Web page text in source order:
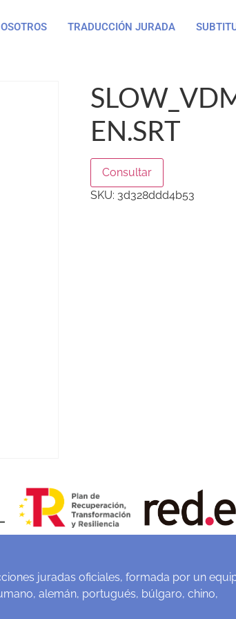
TRADUCCIÓN JURADA
EN.SRT
Consultar
SKU: 3d328ddd4b53
juradas oficiales, formada por un
alemán, portugués, búlgaro, chino,